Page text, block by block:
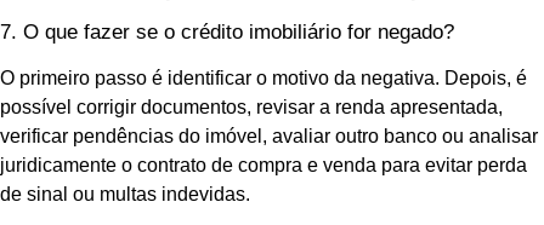
7. O que fazer se o crédito imobiliário for negado?
O primeiro passo é identificar o motivo da negativa. Depois, é
possível corrigir documentos, revisar a renda apresentada,
verificar pendências do imóvel, avaliar outro banco ou analisar
juridicamente o contrato de compra e venda para evitar perda
de sinal ou multas indevidas.